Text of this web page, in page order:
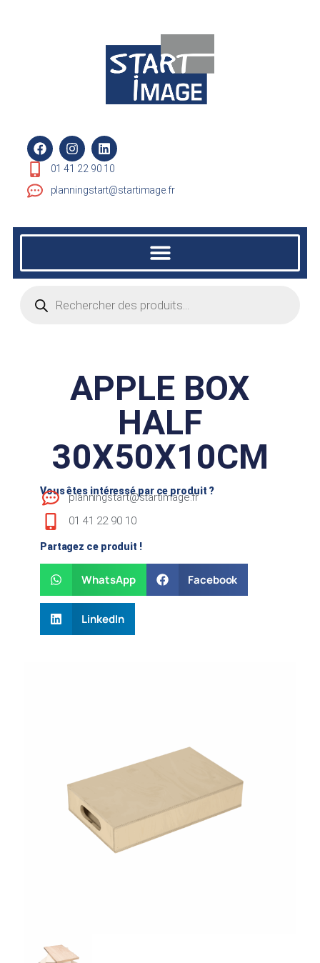
01 41 22 90 10
planningstart@startimage.fr
APPLE BOX
HALF
30X50X10CM
Vous êtes intéressé par ce produit ?
planningstart@startimage.fr
01 41 22 90 10
Partagez ce produit !
WhatsApp Facebook
LinkedIn